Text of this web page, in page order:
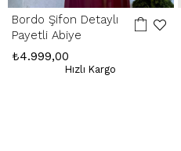
Bordo Şifon Detaylı
Payetli Abiye
₺4.999,00
Hızlı Kargo